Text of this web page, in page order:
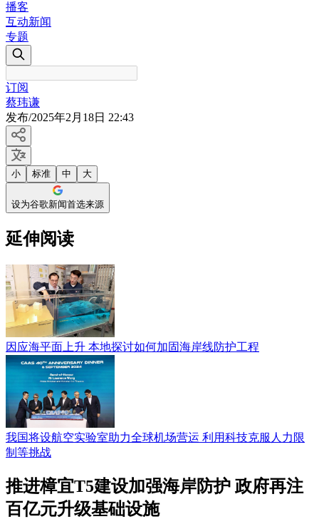
播客
互动新闻
专题
订阅
蔡玮谦
发布/2025年2月18日 22:43
小 标准 中 大
设为谷歌新闻首选来源
延伸阅读
因应海平面上升 本地探讨如何加固海岸线防护工程
我国将设航空实验室助力全球机场营运 利用科技克服人力限
制等挑战
推进樟宜T5建设加强海岸防护 政府再注
百亿元升级基础设施